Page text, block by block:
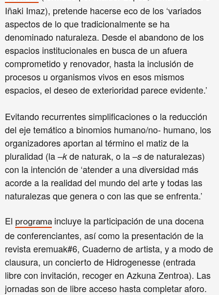
Iñaki Imaz), pretende hacerse eco de los ‘variados
aspectos de lo que tradicionalmente se ha
denominado naturaleza. Desde el abandono de los
espacios institucionales en busca de un afuera
comprometido y renovador, hasta la inclusión de
procesos u organismos vivos en esos mismos
espacios, el deseo de exterioridad parece evidente.’
Evitando recurrentes simplificaciones o la reducción
del eje temático a binomios humano/no- humano, los
organizadoresaportan al término el matiz de la
pluralidad (la –kde naturak, o la –s de naturalezas)
con la intención de ‘atender a una diversidad más
acorde a la realidad del mundo del arte y todas las
naturalezas que genera o con las que se enfrenta.’
El programa incluye la participación de una docena
de conferenciantes, así como la presentación de la
revista eremuak#6, Cuaderno de artista, y a modo de
clausura, un concierto de Hidrogenesse (entrada
libre con invitación, recoger en Azkuna Zentroa). Las
jornadas son de libre acceso hasta completar aforo.